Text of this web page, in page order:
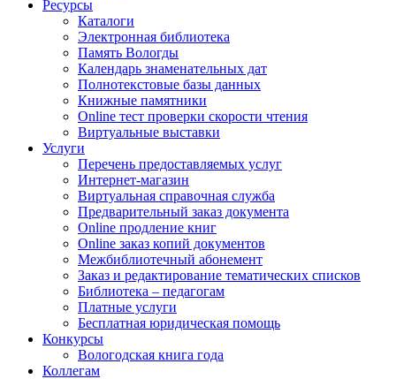
Ресурсы
Каталоги
Электронная библиотека
Память Вологды
Календарь знаменательных дат
Полнотекстовые базы данных
Книжные памятники
Online тест проверки скорости чтения
Виртуальные выставки
Услуги
Перечень предоставляемых услуг
Интернет-магазин
Виртуальная справочная служба
Предварительный заказ документа
Online продление книг
Online заказ копий документов
Межбиблиотечный абонемент
Заказ и редактирование тематических списков
Библиотека – педагогам
Платные услуги
Бесплатная юридическая помощь
Конкурсы
Вологодская книга года
Коллегам